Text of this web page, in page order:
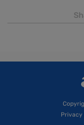
Privacy